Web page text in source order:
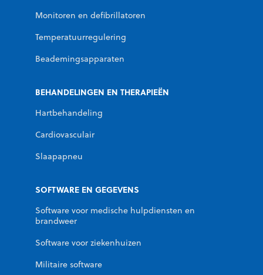
Monitoren en defibrillatoren
Temperatuurregulering
Beademingsapparaten
BEHANDELINGEN EN THERAPIEËN
Hartbehandeling
Cardiovasculair
Slaapapneu
SOFTWARE EN GEGEVENS
Software voor medische hulpdiensten en
brandweer
Software voor ziekenhuizen
Militaire software